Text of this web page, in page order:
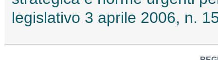
legislativo 3 aprile 2006, n.